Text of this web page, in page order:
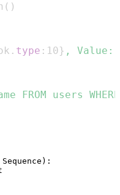
( )
. type : 10} , Value:
FROM users